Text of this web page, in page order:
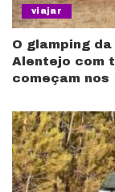
viajar
O glamping
Alentejo com
começam nos